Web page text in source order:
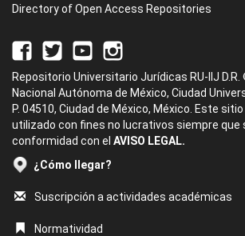
Directory of Open Access Repositories
Repositorio Universitario Jurídicas RU-IIJ
Nacional Autónoma de México, Ciudad
P. 04510, Ciudad de México, México. Este
utilizado con fines no lucrativos siempre que
conformidad con el AVISO LEGAL.
¿Cómo llegar?
Suscripción a actividades académicas
Normatividad